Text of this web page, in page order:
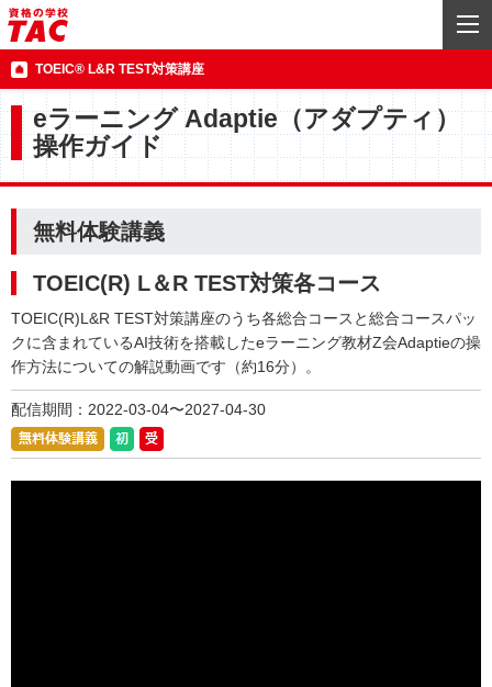
TOEIC® L&R TEST対策講座
eラーニング Adaptie（アダプティ）
操作ガイド
無料体験講義
TOEIC(R) L＆R TEST対策各コース
TOEIC(R)L&R TEST対策講座のうち各総合コースと総合コースパッ
クに含まれているAI技術を搭載したeラーニング教材Z会Adaptieの操
作方法についての解説動画です（約16分）。
配信期間：2022-03-04〜2027-04-30